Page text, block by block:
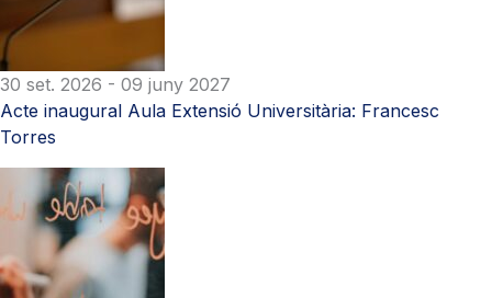
30 set. 2026 - 09 juny 2027
Acte inaugural Aula Extensió Universitària: Francesc
Torres